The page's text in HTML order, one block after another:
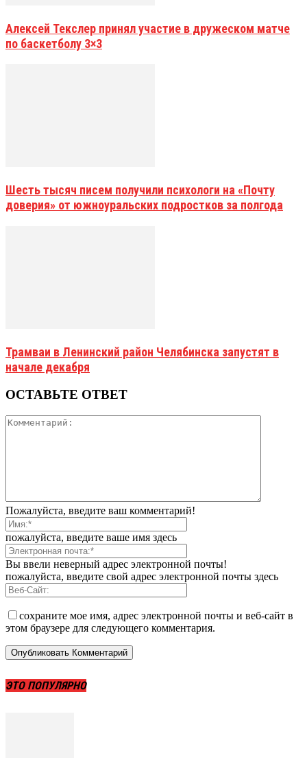
Алексей Текслер принял участие в дружеском матче
по баскетболу 3×3
Шесть тысяч писем получили психологи на «Почту
доверия» от южноуральских подростков за полгода
Трамваи в Ленинский район Челябинска запустят в
начале декабря
ОСТАВЬТЕ ОТВЕТ
Пожалуйста, введите ваш комментарий!
пожалуйста, введите ваше имя здесь
Вы ввели неверный адрес электронной почты!
пожалуйста, введите свой адрес электронной почты здесь
сохраните мое имя, адрес электронной почты и веб-сайт в
этом браузере для следующего комментария.
ЭТО ПОПУЛЯРНО